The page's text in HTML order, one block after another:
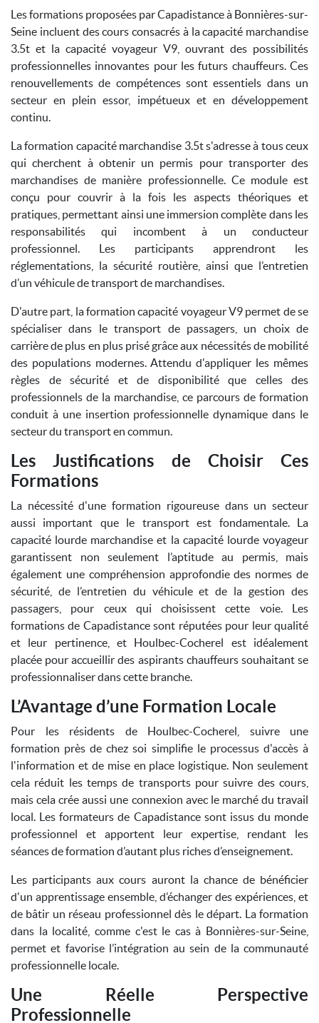
Les formations proposées par Capadistance à Bonnières-sur-
Seine incluent des cours consacrés à la capacité marchandise
3.5t et la capacité voyageur V9, ouvrant des possibilités
professionnelles innovantes pour les futurs chauffeurs. Ces
renouvellements de compétences sont essentiels dans un
secteur en plein essor, impétueux et en développement
continu.
La formation capacité marchandise 3.5t s'adresse à tous ceux
qui cherchent à obtenir un permis pour transporter des
marchandises de manière professionnelle. Ce module est
conçu pour couvrir à la fois les aspects théoriques et
pratiques, permettant ainsi une immersion complète dans les
responsabilités qui incombent à un conducteur
professionnel. Les participants apprendront les
réglementations, la sécurité routière, ainsi que l’entretien
d’un véhicule de transport de marchandises.
D'autre part, la formation capacité voyageur V9 permet de se
spécialiser dans le transport de passagers, un choix de
carrière de plus en plus prisé grâce aux nécessités de mobilité
des populations modernes. Attendu d'appliquer les mêmes
règles de sécurité et de disponibilité que celles des
professionnels de la marchandise, ce parcours de formation
conduit à une insertion professionnelle dynamique dans le
secteur du transport en commun.
Les Justifications de Choisir Ces
Formations
La nécessité d'une formation rigoureuse dans un secteur
aussi important que le transport est fondamentale. La
capacité lourde marchandise et la capacité lourde voyageur
garantissent non seulement l’aptitude au permis, mais
également une compréhension approfondie des normes de
sécurité, de l’entretien du véhicule et de la gestion des
passagers, pour ceux qui choisissent cette voie. Les
formations de Capadistance sont réputées pour leur qualité
et leur pertinence, et Houlbec-Cocherel est idéalement
placée pour accueillir des aspirants chauffeurs souhaitant se
professionnaliser dans cette branche.
L’Avantage d’une Formation Locale
Pour les résidents de Houlbec-Cocherel, suivre une
formation près de chez soi simplifie le processus d'accès à
l'information et de mise en place logistique. Non seulement
cela réduit les temps de transports pour suivre des cours,
mais cela crée aussi une connexion avec le marché du travail
local. Les formateurs de Capadistance sont issus du monde
professionnel et apportent leur expertise, rendant les
séances de formation d’autant plus riches d’enseignement.
Les participants aux cours auront la chance de bénéficier
d'un apprentissage ensemble, d’échanger des expériences, et
de bâtir un réseau professionnel dès le départ. La formation
dans la localité, comme c'est le cas à Bonnières-sur-Seine,
permet et favorise l’intégration au sein de la communauté
professionnelle locale.
Une Réelle Perspective
Professionnelle